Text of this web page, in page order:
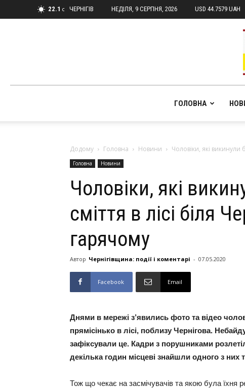
22.1 C ЧЕРНІГІВ НЕДІЛЯ, 9 СЕРПНЯ, 2026 USD 44.7579 UAH
ГОЛОВНА
Додому Головна Новини Чоловіки, які викинули
Головна Новини
Чоловіки, які
сміття в лісі біля
гарячому
Автор Чернігівщина: події і коментарі - 07.05.2020
Facebook Email
Днями в мережі з’явились фото та відео
прямісінько в лісі, поблизу Чернігова.
зафіксували це. Кадри з порушниками
декілька годин місцеві знайшли одного з них
Тож що чекає на засмічувачів та якою була їхня